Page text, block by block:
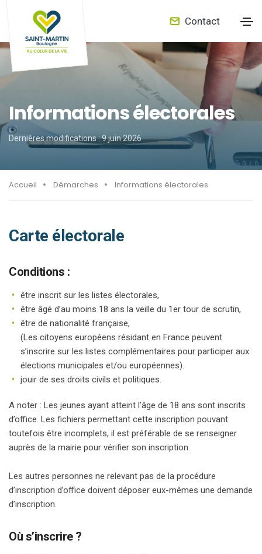
Contact
Informations électorales
Dernières modifications : 9 juin 2026
Accueil Démarches Informations électorales
Carte électorale
Conditions :
être inscrit sur les listes électorales,
être âgé d’au moins 18 ans la veille du 1er tour de scrutin,
être de nationalité française,
(Les citoyens européens résidant en France peuvent
s’inscrire sur les listes complémentaires pour participer aux
élections municipales et/ou européennes).
jouir de ses droits civils et politiques.
A noter : Les jeunes ayant atteint l’âge de 18 ans sont inscrits
d’office. Les fichiers permettant cette inscription pouvant
toutefois être incomplets, il est préférable de se renseigner
auprès de la mairie pour vérifier son inscription.
Les autres personnes ne relevant pas de la procédure
d’inscription d’office doivent déposer eux-mêmes une demande
d’inscription.
Où s’inscrire ?